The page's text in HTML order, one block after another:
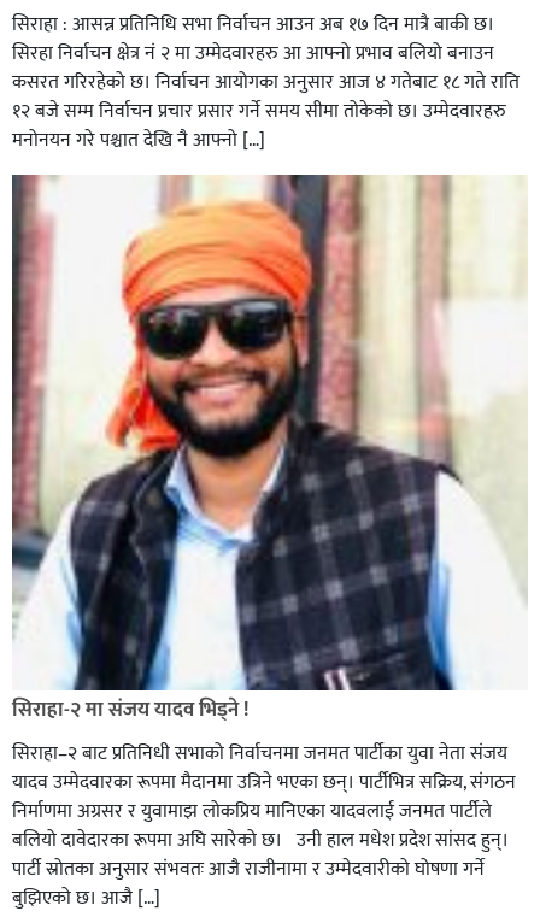
सिराहा : आसन्न प्रतिनिधि सभा निर्वाचन आउन अब १७ दिन मात्रै बाकी छ।
सिरहा निर्वाचन क्षेत्र नं २ मा उम्मेदवारहरु आ आफ्नो प्रभाव बलियो बनाउन
कसरत गरिरहेको छ। निर्वाचन आयोगका अनुसार आज ४ गतेबाट १८ गते राति
१२ बजे सम्म निर्वाचन प्रचार प्रसार गर्ने समय सीमा तोकेको छ। उम्मेदवारहरु
मनोनयन गरे पश्चात देखि नै आफ्नो […]
सिराहा-२ मा संजय यादव भिड्ने !
सिराहा–२ बाट प्रतिनिधी सभाको निर्वाचनमा जनमत पार्टीका युवा नेता संजय
यादव उम्मेदवारका रूपमा मैदानमा उत्रिने भएका छन्। पार्टीभित्र सक्रिय, संगठन
निर्माणमा अग्रसर र युवामाझ लोकप्रिय मानिएका यादवलाई जनमत पार्टीले
बलियो दावेदारका रूपमा अघि सारेको छ। उनी हाल मधेश प्रदेश सांसद हुन्।
पार्टी स्रोतका अनुसार संभवतः आजै राजीनामा र उम्मेदवारीको घोषणा गर्ने
बुझिएको छ। आजै […]